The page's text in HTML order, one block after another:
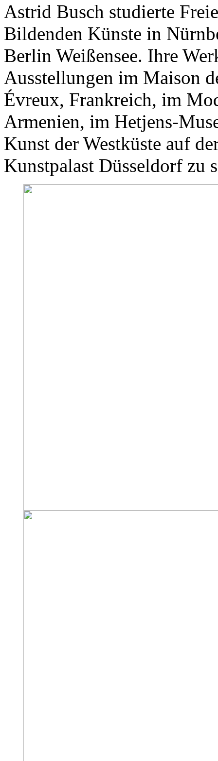
Astrid Busch studierte
Bildenden Künste in
Berlin Weißensee. Ihre
Ausstellungen im Maison
Évreux, Frankreich, im
Armenien, im Hetjens-
Kunst der Westküste auf
Kunstpalast Düsseldorf zu